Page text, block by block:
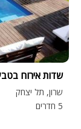
שדות אירוח
שרון, תל יצחק
5 חדרים